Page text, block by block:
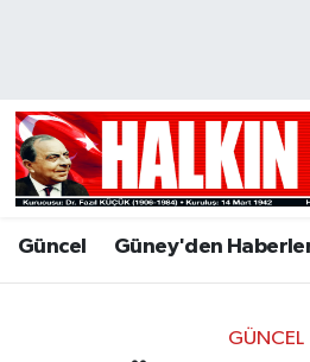
Güncel Güney'den
GÜNCEL
Hava Durumu
Trafik Durumu